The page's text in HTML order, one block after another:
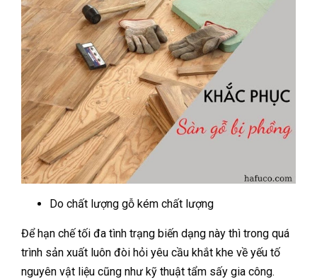
Do chất lượng gỗ kém chất lượng
Để hạn chế tối đa tình trạng biến dạng này thì trong quá
trình sản xuất luôn đòi hỏi yêu cầu khắt khe về yếu tố
nguyên vật liệu cũng như kỹ thuật tẩm sấy gia công.